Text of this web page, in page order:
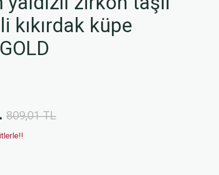
kıkırdak küpe
809,01 TL